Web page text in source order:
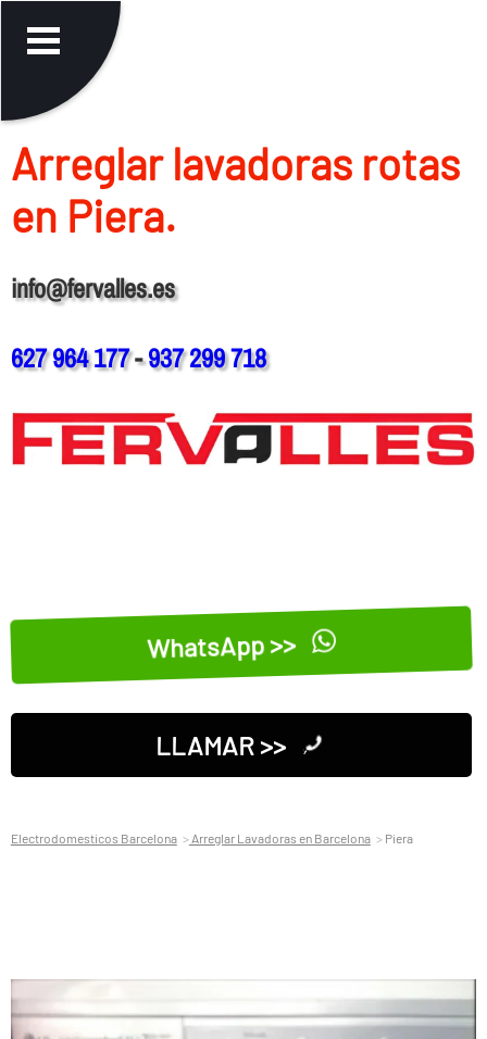
Arreglar lavadoras rotas
en Piera.
info@fervalles.es
627 964 177-937 299 718
WhatsApp >>
LLAMAR >>
Electrodomesticos Barcelona Arreglar Lavadoras en Barcelona Piera